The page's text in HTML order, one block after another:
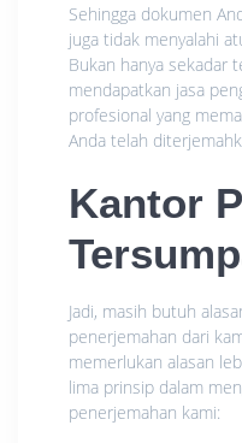
Sehingga dokumen
juga tidak menyalahi
Bukan hanya sekadar
mendapatkan jasa
profesional yang
Anda telah
Kantor
Jadi, masih butuh
penerjemahan dari
memerlukan alasan
lima prinsip dalam
penerjemahan kami: